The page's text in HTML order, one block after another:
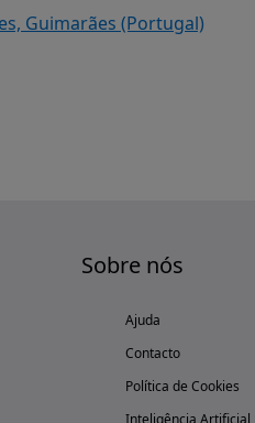
Guimarães (Portugal)
Sobre nós
Ajuda
Contacto
Política de Cookies
Inteligência Artificial